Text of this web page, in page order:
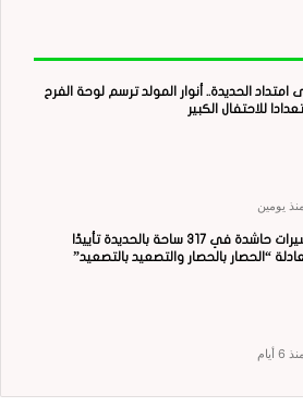
امتداد الحديدة.. أنوار المولد ترسم لوحة الفرح
للاحتفال الكبير
منذ يومين
مسيرات حاشدة في 317 ساحة بالحديدة تأييدًا
“الحصار بالحصار والتصعيد بالتصعيد”
منذ 6 أيام